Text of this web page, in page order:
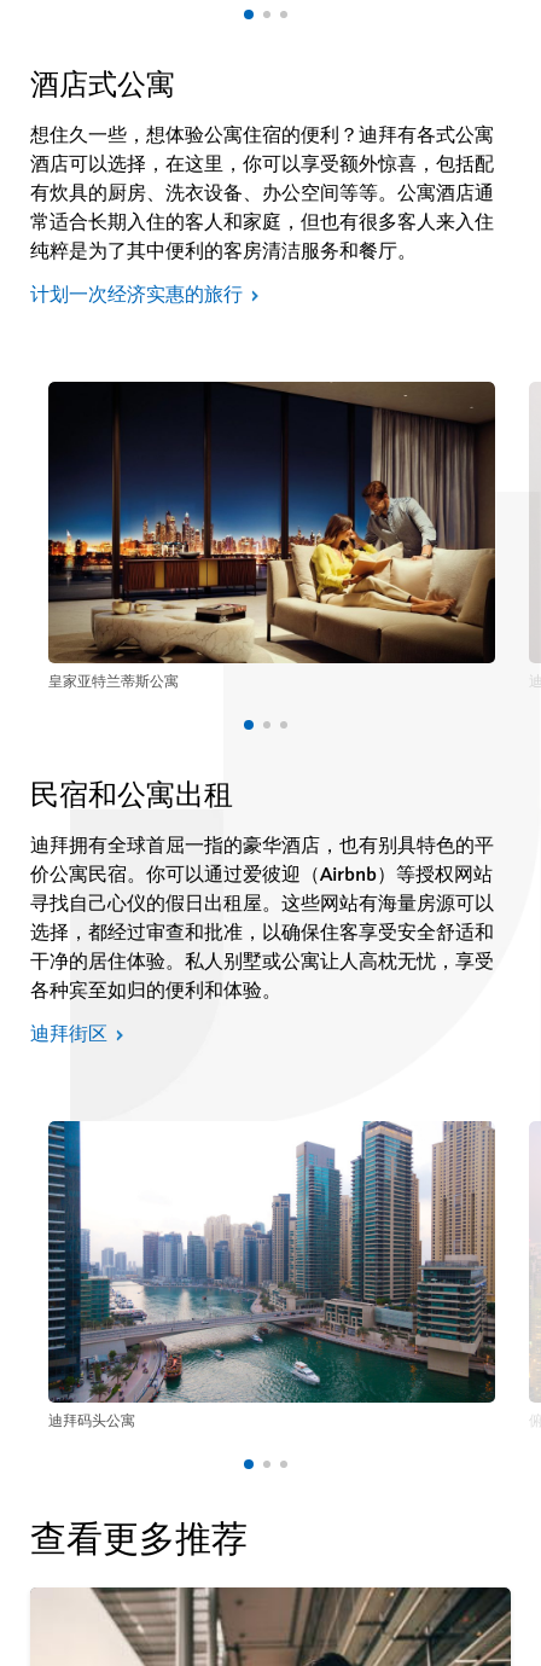
酒店式公寓
想住久一些，想体验公寓住宿的便利？迪拜有各式公寓
酒店可以选择，在这里，你可以享受额外惊喜，包括配
有炊具的厨房、洗衣设备、办公空间等等。公寓酒店通
常适合长期入住的客人和家庭，但也有很多客人来入住
纯粹是为了其中便利的客房清洁服务和餐厅。
计划一次经济实惠的旅行
皇家亚特兰蒂斯公寓
民宿和公寓出租
迪拜拥有全球首屈一指的豪华酒店，也有别具特色的平
价公寓民宿。你可以通过爱彼迎（Airbnb）等授权网站
寻找自己心仪的假日出租屋。这些网站有海量房源可以
选择，都经过审查和批准，以确保住客享受安全舒适和
干净的居住体验。私人别墅或公寓让人高枕无忧，享受
各种宾至如归的便利和体验。
迪拜街区
迪拜码头公寓
查看更多推荐